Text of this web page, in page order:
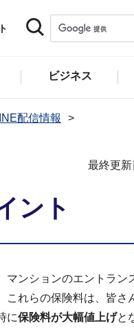
ビジネス
配信情報
最終更新
ント
マンションのエントラン
れらの保険料は、皆さ
に保険料が大幅値上げと